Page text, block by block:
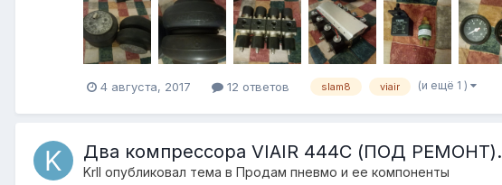
4 августа, 2017 12 ответов slam8 viair (и ещё 1 )
Два компрессора VIAIR 444C (ПОД РЕМОНТ).
Krll опубликовал тема в Продам пневмо и ее компоненты